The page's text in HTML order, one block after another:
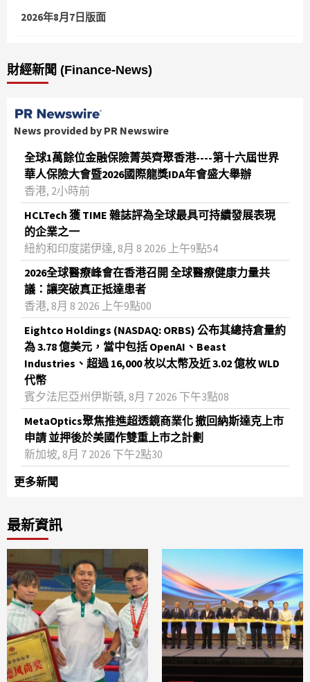
2026年8月7日版面
財經新聞 (Finance-News)
News provided by PR Newswire
全球1萬餘位金融保險菁英齊聚香港----第十六屆世界
華人保險大會暨2026國際龍獎IDA年會盛大舉辦
香港, 2小時前
HCLTech 獲 TIME 雜誌評為全球最具可持續發展表現
的企業之一
紐約和印度諾伊達, 8月 8 2026 上午9點54
2026全球醫療峰會在香港召開 全球醫療健康力量共
議：讓突破真正抵達患者
香港, 8月 8 2026 上午9點00
Eightco Holdings (NASDAQ: ORBS) 公布其總持倉量約
為 3.78 億美元，當中包括 OpenAI、Beast
Industries、超過 16,000 枚以太幣及近 3.02 億枚 WLD
代幣
賓夕法尼亞州伊斯頓, 8月 7 2026 下午3點08
MetaOptics聚焦推進超透鏡商業化 撤回納斯達克上市
申請 並押後於美國作雙重上市之計劃
新加坡, 8月 7 2026 下午2點30
更多新聞
最新資訊